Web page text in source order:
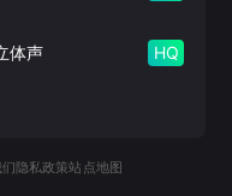
体声 HQ
隐私政策站点地图